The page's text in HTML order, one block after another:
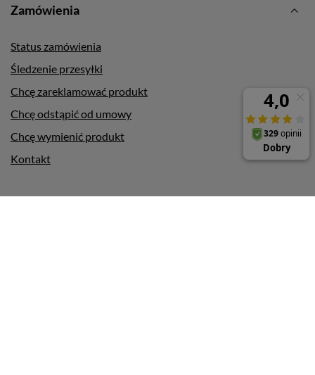
Zamówienia
Status zamówienia
Śledzenie przesyłki
Chcę zareklamować produkt
Chcę odstąpić od umowy
Chcę wymienić produkt
Kontakt